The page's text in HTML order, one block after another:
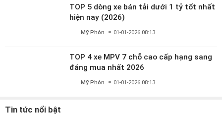
TOP 5 dòng xe bán tải dưới 1 tỷ tốt nhất
hiện nay (2026)
Mỹ Phón 01-01-2026 08:13
TOP 4 xe MPV 7 chỗ cao cấp hạng sang
đáng mua nhất 2026
Mỹ Phón 01-01-2026 08:13
Tin tức nổi bật